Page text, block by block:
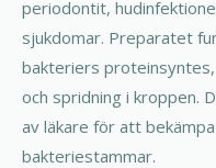
periodontit,
sjukdomar. Preparatet
bakteriers
och spridning i kroppen.
av läkare för att
bakteriestammar.